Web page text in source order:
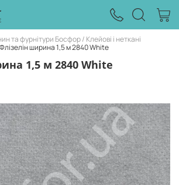
та фурнітури Босфор Клейові і неткані
Флізелін ширина 1,5 м 2840 White
1,5 м 2840 White